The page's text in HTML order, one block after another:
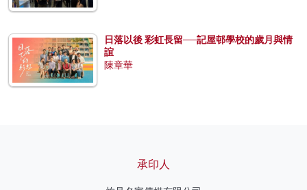
日落以後 彩虹長留──記屋邨學校的歲月與情
誼
陳章華
承印人